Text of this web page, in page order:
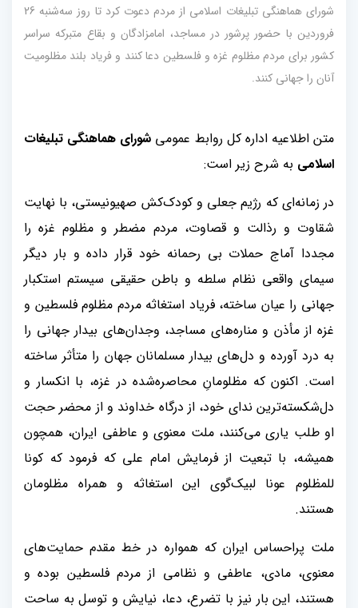
شورای هماهنگی تبلیغات اسلامی از مردم دعوت کرد تا روز سه‌شنبه 26
فروردین با حضور پرشور در مساجد، امامزادگان و بقاع متبرکه سراسر
کشور برای مردم مظلوم غزه و فلسطین دعا کنند و فریاد بلند مظلومیت
آنان را جهانی کنند.
متن اطلاعیه اداره‌ کل روابط عمومی شورای هماهنگی تبلیغات
اسلامی به شرح زیر است:
در زمانه‌ای که رژیم جعلی و کودک‌کش صهیونیستی، با نهایت
شقاوت و رذالت و قصاوت، مردم مضطر و مظلوم غزه را
مجددا آماج حملات بی رحمانه خود قرار داده و بار دیگر
سیمای واقعی نظام سلطه و باطن حقیقی سیستم استکبار
جهانی را عیان ساخته، فریاد استغاثه مردم مظلوم فلسطین و
غزه از مأذن و مناره‌های مساجد، وجدان‌های بیدار جهانی را
به درد آورده و دل‌های بیدار مسلمانان جهان را متأثر ساخته
است. اکنون که مظلومانِ محاصره‌شده در غزه، با انکسار و
دل‌شکسته‌ترین ندای خود، از درگاه خداوند و از محضر حجت
او طلب یاری می‌کنند، ملت معنوی و عاطفی ایران، همچون
همیشه، با تبعیت از فرمایش امام علی که فرمود که کونا
للمظلوم عونا لبیک‌گوی این استغاثه‌ و همراه مظلومان
هستند.
ملت پراحساس ایران که همواره در خط مقدم حمایت‌های
معنوی، مادی، عاطفی و نظامی از مردم فلسطین‌ بوده و
هستند، این بار نیز با تضرع، دعا، نیایش و توسل به ساحت